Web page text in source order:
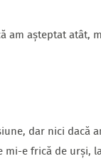
am așteptat atât,
dar nici dacă
e frică de urși,